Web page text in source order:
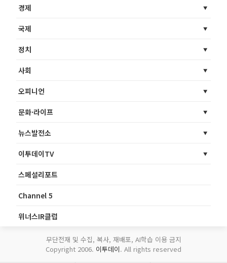
경제
국제
정치
사회
오피니언
문화·라이프
뉴스발전소
이투데이TV
스페셜리포트
Channel 5
위너스IR클럽
무단전재 및 수집, 복사, 재배포, AI학습 이용 금지
Copyright 2006. 이투데이. All rights reserved